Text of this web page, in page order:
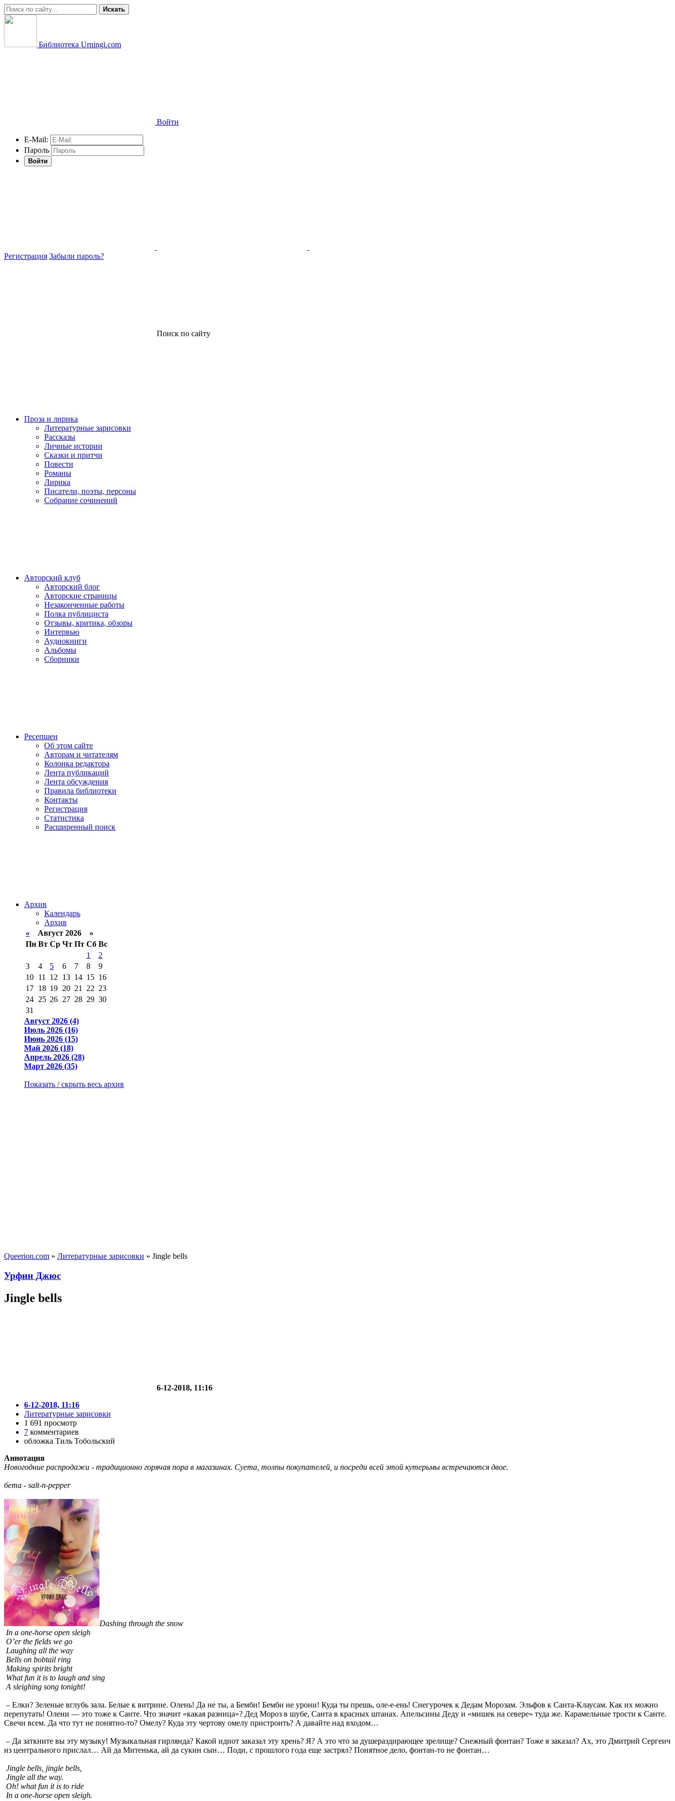
Искать
Библиотека Urningi.com
Войти
E-Mail:
Пароль
Войти
Регистрация Забыли пароль?
Поиск по сайту
Проза и лирика
Литературные зарисовки
Рассказы
Личные истории
Сказки и притчи
Повести
Романы
Лирика
Писатели, поэты, персоны
Собрание сочинений
Авторский клуб
Авторский блог
Авторские страницы
Незаконченные работы
Полка публициста
Отзывы, критика, обзоры
Интервью
Аудиокниги
Альбомы
Сборники
Ресепшен
Об этом сайте
Авторам и читателям
Колонка редактора
Лента публикаций
Лента обсуждения
Правила библиотеки
Контакты
Регистрация
Статистика
Расширенный поиск
Архив
Календарь
Архив
« Август 2026 »
Пн Вт Ср Чт Пт Сб Вс
1
2
3
4 5 6 7 8
9
10 11 12 13 14 15 16
17 18 19 20 21 22 23
24 25 26 27 28 29 30
31
Август 2026 (4)
Июль 2026 (16)
Июнь 2026 (15)
Май 2026 (18)
Апрель 2026 (28)
Март 2026 (35)
Показать / скрыть весь архив
Queerion.com » Литературные зарисовки » Jingle bells
Урфин Джюс
Jingle bells
6-12-2018, 11:16
6-12-2018, 11:16
Литературные зарисовки
1 691 просмотр
7 комментариев
обложка Тиль Тобольский
Аннотация
Новогодние распродажи - традиционно горячая пора в магазинах. Суета, толпы покупателей, и посреди всей этой кутерьмы встречаются двое.
бета - salt-n-pepper
Dashing through the snow
In a one-horse open sleigh
O’er the fields we go
Laughing all the way
Bells on bobtail ring
Making spirits bright
What fun it is to laugh and sing
A sleighing song tonight!
– Елки? Зеленые вглубь зала. Белые к витрине. Олень! Да не ты, а Бемби! Бемби не урони! Куда ты прешь, оле-е-ень! Снегурочек к Дедам Морозам. Эльфов к Санта-Клаусам. Как их можно
перепутать! Олени — это тоже к Санте. Что значит «какая разница»? Дед Мороз в шубе, Санта в красных штанах. Апельсины Деду и «мишек на севере» туда же. Карамельные трости к Санте.
Свечи всем. Да что тут не понятно-то? Омелу? Куда эту чертову омелу пристроить? А давайте над входом…
– Да заткните вы эту музыку! Музыкальная гирлянда? Какой идиот заказал эту хрень? Я? А это что за душераздирающее зрелище? Снежный фонтан? Тоже я заказал? Ах, это Дмитрий Сергеич
из центрального прислал… Ай да Митенька, ай да сукин сын… Поди, с прошлого года еще застрял? Понятное дело, фонтан-то не фонтан…
Jingle bells, jingle bells,
Jingle all the way.
Oh! what fun it is to ride
In a one-horse open sleigh.